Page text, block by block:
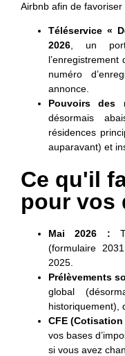
Airbnb afin de favoriser
Téléservice «
2026 , un
numéro
annonce.
Pouvoirs des
désormais
résidences
auparavant) et
Ce qu'il
pour vos
Mai 2026 :
(formulaire
2025.
Prélèvements
global
historiquement),
CFE
vos bases
si vous avez